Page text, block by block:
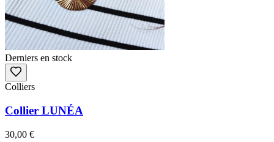
Derniers en stock
Colliers
Collier LUNÉA
30,00 €